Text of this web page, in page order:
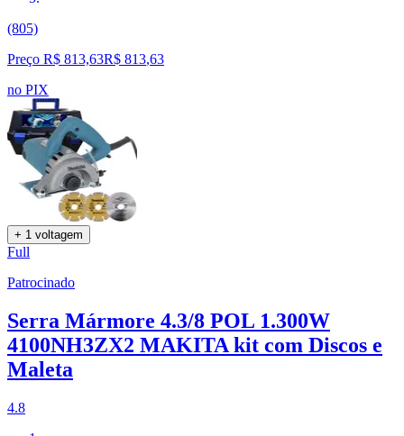
(805)
Preço R$ 813,63R$ 813,63
no PIX
+ 1 voltagem
Full
Patrocinado
Serra Mármore 4.3/8 POL 1.300W
4100NH3ZX2 MAKITA kit com Discos e
Maleta
4.8